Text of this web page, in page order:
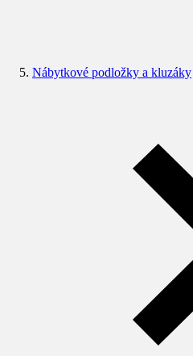
Nábytkové podložky a kluzáky